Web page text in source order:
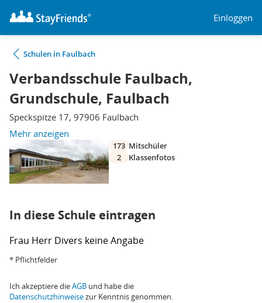
Einloggen
Schulen in Faulbach
Verbandsschule Faulbach,
Grundschule, Faulbach
Speckspitze 17, 97906 Faulbach
Mehr anzeigen
173 Mitschüler
2
Klassenfotos
In diese Schule eintragen
Frau Herr Divers keine Angabe
* Pflichtfelder
Ich akzeptiere dieAGB und habe die
Datenschutzhinweisezur Kenntnis genommen.